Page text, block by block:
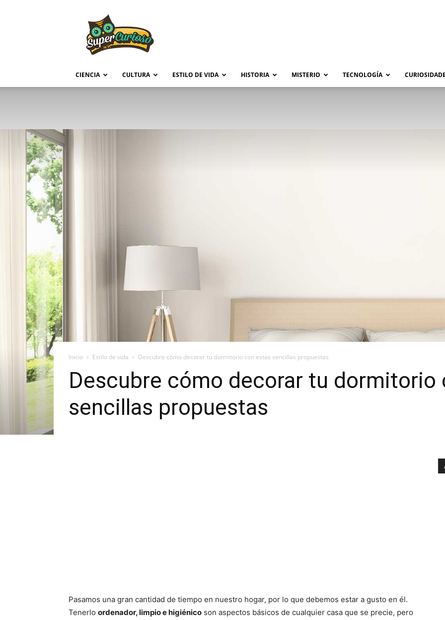
CIENCIA CULTURA ESTILO DE VIDA HISTORIA MISTERIO TECNOLOGÍA
Inicio Estilo de vida Descubre cómo decorar tu dormitorio con estas sencillas propuestas
Descubre cómo decorar tu dormitorio
sencillas propuestas
Pasamos una gran cantidad de tiempo en nuestro hogar, por lo que debemos estar a gusto en él.
Tenerlo ordenador, limpio e higiénico son aspectos básicos de cualquier casa que se precie, pero